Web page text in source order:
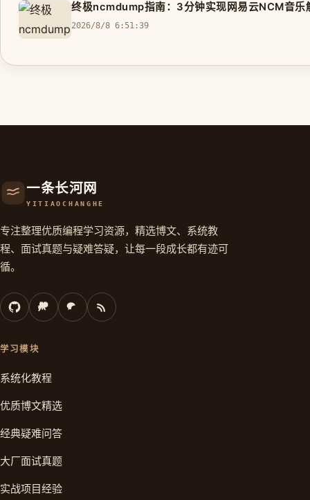
终极ncmdump指南：3分钟实现网易云NCM音乐
2026/8/8 6:51:39
一条长河网
YITIAOCHANGHE
专注整理优质编程学习资源，精选博文、系统教
程、面试真题与疑难答疑，让每一段成长都有迹可
循。
学习模块
系统化教程
优质博文精选
经典疑难问答
大厂面试真题
实战项目经验